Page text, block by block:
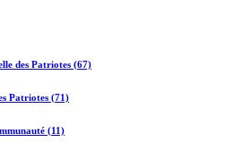
des Patriotes (67)
Patriotes (71)
(11)